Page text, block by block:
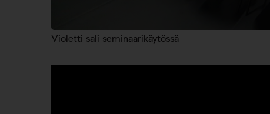
Violetti sali seminaarikäytössä